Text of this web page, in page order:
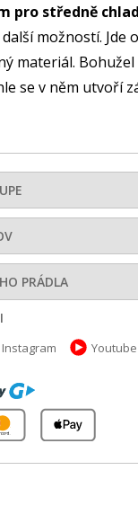
pro středně
možností. Jde
materiál. Bohužel
se v něm utvoří
PRÁDLA
Instagram Youtube